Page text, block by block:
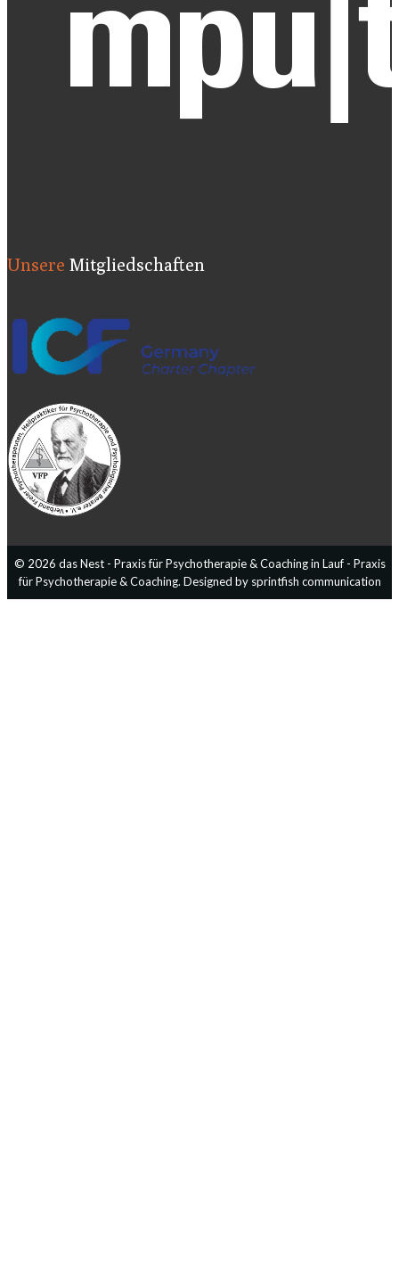
Unsere Mitgliedschaften
© 2026 das Nest - Praxis für Psychotherapie & Coaching in Lauf - Praxis
für Psychotherapie & Coaching. Designed by sprintfish communication